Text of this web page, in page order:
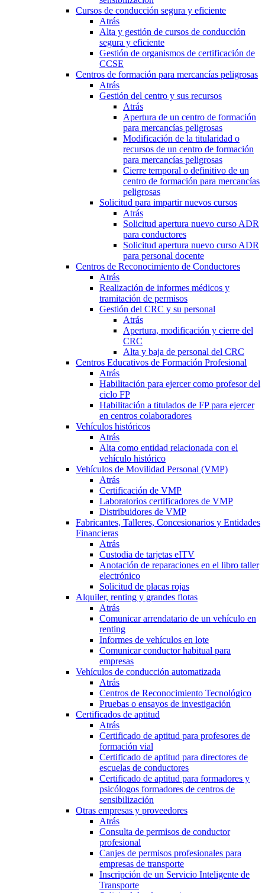
Cursos de conducción segura y eficiente
Atrás
Alta y gestión de cursos de conducción
segura y eficiente
Gestión de organismos de certificación de
CCSE
Centros de formación para mercancías peligrosas
Atrás
Gestión del centro y sus recursos
Atrás
Apertura de un centro de formación
para mercancías peligrosas
Modificación de la titularidad o
recursos de un centro de formación
para mercancías peligrosas
Cierre temporal o definitivo de un
centro de formación para mercancías
peligrosas
Solicitud para impartir nuevos cursos
Atrás
Solicitud apertura nuevo curso ADR
para conductores
Solicitud apertura nuevo curso ADR
para personal docente
Centros de Reconocimiento de Conductores
Atrás
Realización de informes médicos y
tramitación de permisos
Gestión del CRC y su personal
Atrás
Apertura, modificación y cierre del
CRC
Alta y baja de personal del CRC
Centros Educativos de Formación Profesional
Atrás
Habilitación para ejercer como profesor del
ciclo FP
Habilitación a titulados de FP para ejercer
en centros colaboradores
Vehículos históricos
Atrás
Alta como entidad relacionada con el
vehículo histórico
Vehículos de Movilidad Personal (VMP)
Atrás
Certificación de VMP
Laboratorios certificadores de VMP
Distribuidores de VMP
Fabricantes, Talleres, Concesionarios y Entidades
Financieras
Atrás
Custodia de tarjetas eITV
Anotación de reparaciones en el libro taller
electrónico
Solicitud de placas rojas
Alquiler, renting y grandes flotas
Atrás
Comunicar arrendatario de un vehículo en
renting
Informes de vehículos en lote
Comunicar conductor habitual para
empresas
Vehículos de conducción automatizada
Atrás
Centros de Reconocimiento Tecnológico
Pruebas o ensayos de investigación
Certificados de aptitud
Atrás
Certificado de aptitud para profesores de
formación vial
Certificado de aptitud para directores de
escuelas de conductores
Certificado de aptitud para formadores y
psicólogos formadores de centros de
sensibilización
Otras empresas y proveedores
Atrás
Consulta de permisos de conductor
profesional
Canjes de permisos profesionales para
empresas de transporte
Inscripción de un Servicio Inteligente de
Transporte